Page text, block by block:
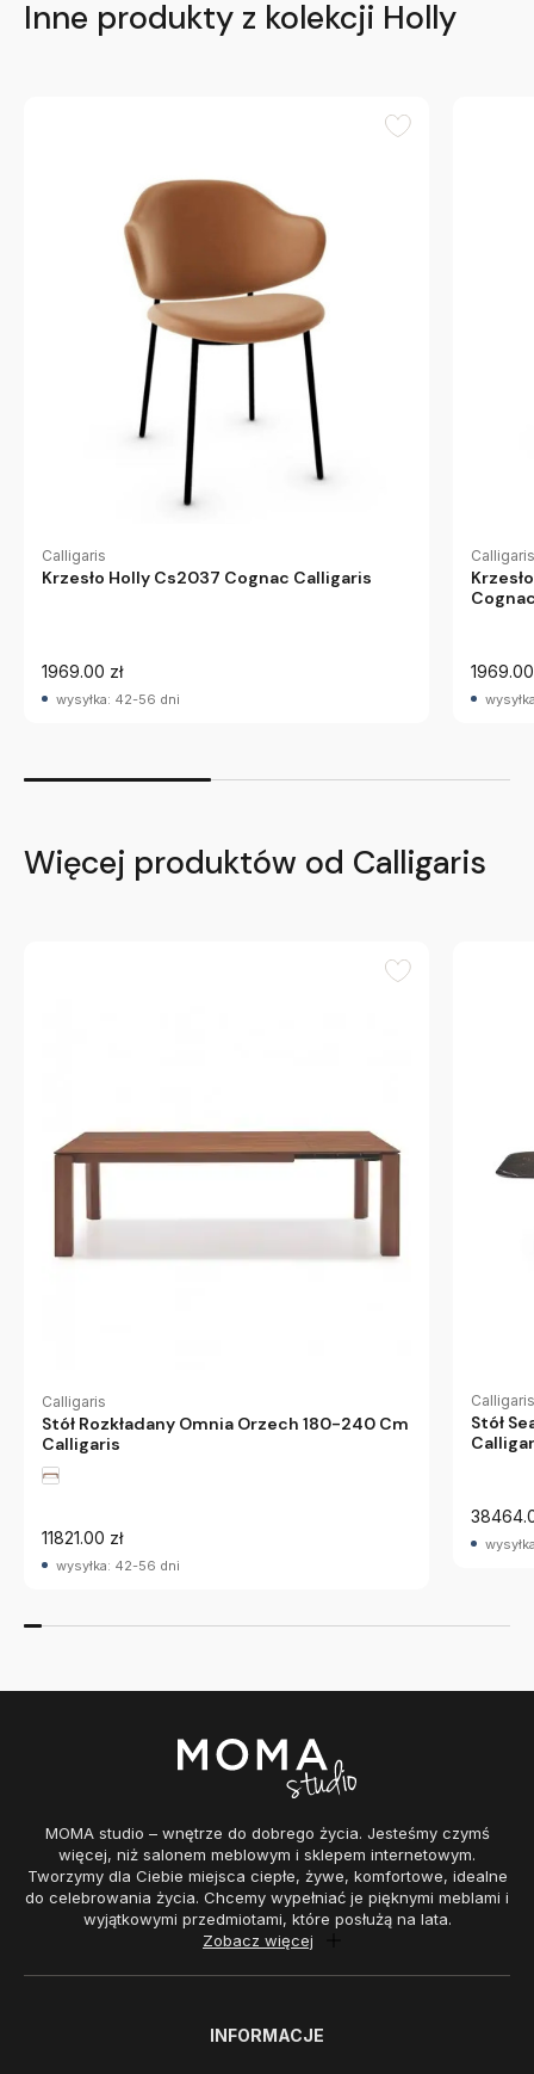
Inne produkty z kolekcji Holly
Calligaris
Krzesło Holly Cs2037 Cognac Calligaris
1969.00 zł
wysyłka: 42-56 dni
Calligaris
1969.00
Więcej produktów od Calligaris
Calligaris
Stół Rozkładany Omnia Orzech 180-240 Cm
Calligaris
11821.00 zł
wysyłka: 42-56 dni
Calligaris
Stół
MOMA studio – wnętrze do dobrego życia. Jesteśmy czymś
więcej, niż salonem meblowym i sklepem internetowym.
Tworzymy dla Ciebie miejsca ciepłe, żywe, komfortowe, idealne
do celebrowania życia. Chcemy wypełniać je pięknymi meblami i
wyjątkowymi przedmiotami, które posłużą na lata.
Zobacz więcej
INFORMACJE